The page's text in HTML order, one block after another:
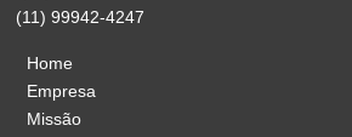
(11) 99942-4247
Home
Empresa
Missão